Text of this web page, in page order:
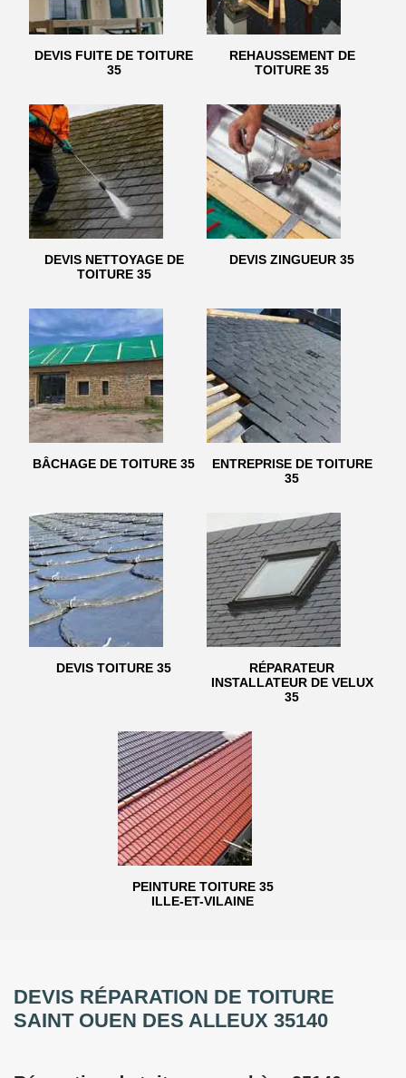
DEVIS FUITE DE TOITURE
35
REHAUSSEMENT DE
TOITURE 35
DEVIS NETTOYAGE DE
TOITURE 35
DEVIS ZINGUEUR 35
BÂCHAGE DE TOITURE 35
ENTREPRISE DE TOITURE
35
DEVIS TOITURE 35
RÉPARATEUR
INSTALLATEUR DE VELUX
35
PEINTURE TOITURE 35
ILLE-ET-VILAINE
DEVIS RÉPARATION DE TOITURE
SAINT OUEN DES ALLEUX 35140